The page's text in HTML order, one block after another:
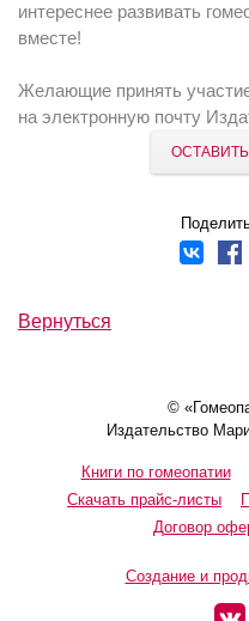
интереснее развивать
вместе!
Желающие принять
на электронную почту
Вернуться
©
Издательство
Книги по гомеопатии
Скачать прайс-листы
Договор
Создание и